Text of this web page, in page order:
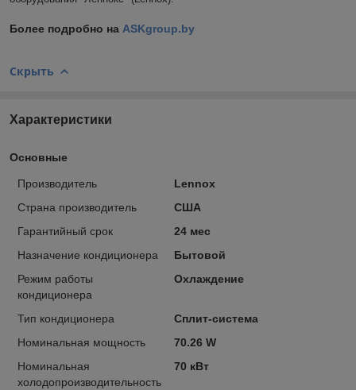
Более подробно на ASKgroup.by
Скрыть
Характеристики
Основные
Производитель
Lennox
Страна производитель
США
Гарантийный срок
24 мес
Назначение кондиционера
Бытовой
Режим работы
кондиционера
Охлаждение
Тип кондиционера
Сплит-система
Номинальная мощность
70.26 W
Номинальная
холодопроизводительность
70 кВт